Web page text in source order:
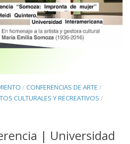
/CONFERENCIAS DE ARTE /
CULTURALES Y RECREATIVOS /
| Universidad